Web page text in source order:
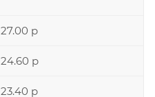
27.00 р
24.60 р
23.40 р